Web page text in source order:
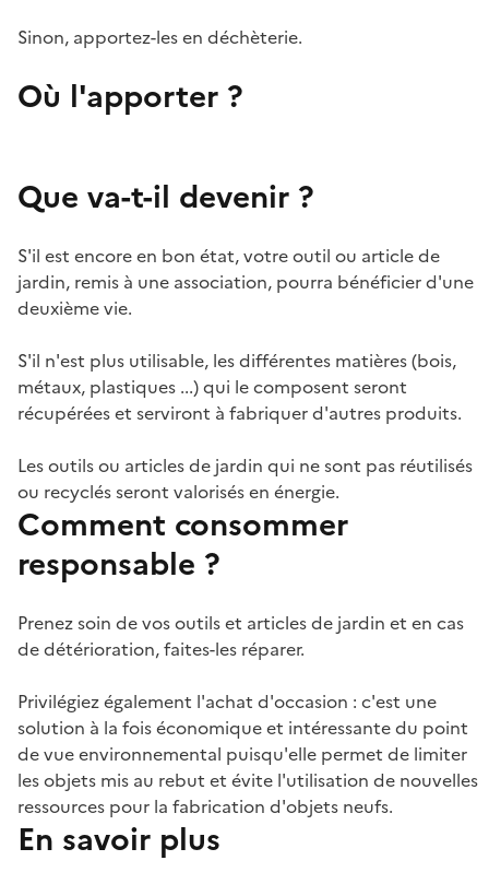
Sinon, apportez-les en déchèterie.
Où l'apporter ?
Que va-t-il devenir ?
S'il est encore en bon état, votre outil ou article de
jardin, remis à une association, pourra bénéficier d'une
deuxième vie.
S'il n'est plus utilisable, les différentes matières (bois,
métaux, plastiques ...) qui le composent seront
récupérées et serviront à fabriquer d'autres produits.
Les outils ou articles de jardin qui ne sont pas réutilisés
ou recyclés seront valorisés en énergie.
Comment consommer
responsable ?
Prenez soin de vos outils et articles de jardin et en cas
de détérioration, faites-les réparer.
Privilégiez également l'achat d'occasion : c'est une
solution à la fois économique et intéressante du point
de vue environnemental puisqu'elle permet de limiter
les objets mis au rebut et évite l'utilisation de nouvelles
ressources pour la fabrication d'objets neufs.
En savoir plus